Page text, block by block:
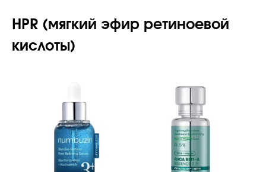
HPR (мягкий эфир ретиноевой
кислоты)